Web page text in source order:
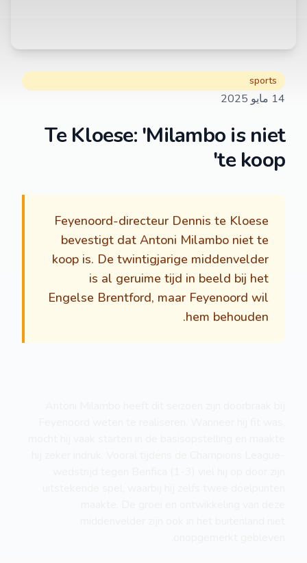
sports
14 مايو 2025
Te Kloese: 'Milambo is niet
te koop'
Feyenoord-directeur Dennis te Kloese
bevestigt dat Antoni Milambo niet te
koop is. De twintigjarige middenvelder
is al geruime tijd in beeld bij het
Engelse Brentford, maar Feyenoord wil
hem behouden.